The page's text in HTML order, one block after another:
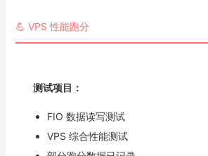
💪 VPS 性能跑分
测试项目：
FIO 数据读写测试
VPS 综合性能测试